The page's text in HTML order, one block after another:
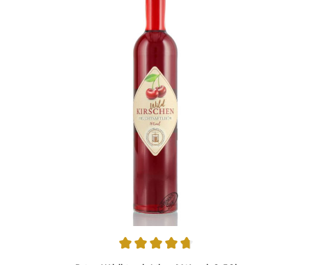
Durchschnittliche Bewertung von 4.83 von 5 Sternen